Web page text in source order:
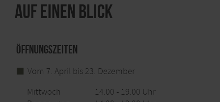
Auf einen Blick
Öffnungszeiten
Vom 7. April bis 23. Dezember
Mittwoch
14:00 - 19:00 Uhr